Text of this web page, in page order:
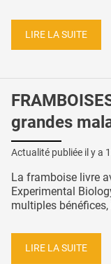
LIRE LA SUITE
grandes
Actualité publiée il y a
La framboise livre
Experimental
multiples bénéfices,
LIRE LA SUITE